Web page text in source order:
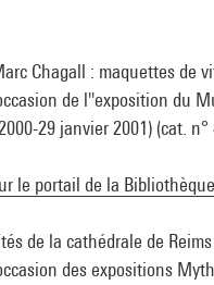
Chagall : maquettes de
de l''exposition du
29 janvier 2001) (cat.
le portail de la
de la cathédrale de
des expositions